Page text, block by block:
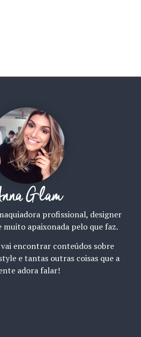
Glam
profissional, designer
muito apaixonada pelo que faz.
encontrar conteúdos sobre
e tantas outras coisas que a
adora falar!